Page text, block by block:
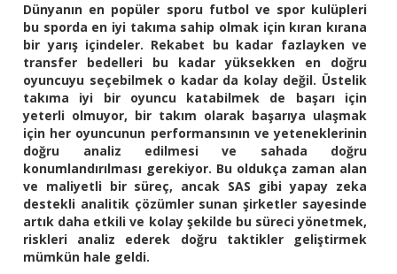
Dünyanın en popüler sporu futbol ve spor kulüpleri
bu sporda en iyi takıma sahip olmak için kıran kırana
bir yarış içindeler. Rekabet bu kadar fazlayken ve
transfer bedelleri bu kadar yüksekken en doğru
oyuncuyu seçebilmek o kadar da kolay değil. Üstelik
takıma iyi bir oyuncu katabilmek de başarı için
yeterli olmuyor, bir takım olarak başarıya ulaşmak
için her oyuncunun performansının ve yeteneklerinin
doğru analiz edilmesi ve sahada doğru
konumlandırılması gerekiyor. Bu oldukça zaman alan
ve maliyetli bir süreç, ancak SAS gibi yapay zeka
destekli analitik çözümler sunan şirketler sayesinde
artık daha etkili ve kolay şekilde bu süreci yönetmek,
riskleri analiz ederek doğru taktikler geliştirmek
mümkün hale geldi.